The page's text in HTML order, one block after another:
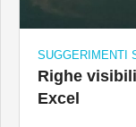
SUGGERIMENTI
Righe
Excel